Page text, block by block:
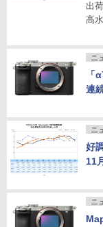
出
高
ニ
「
連
ニ
好
11
ニ